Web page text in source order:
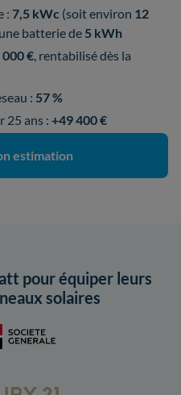
: 7,5 kWc (soit environ 12
batterie de 5 kWh
000 €, rentabilisé dès la
: 57 %
25 ans : +49 400 €
estimation
pour équiper leurs
solaires